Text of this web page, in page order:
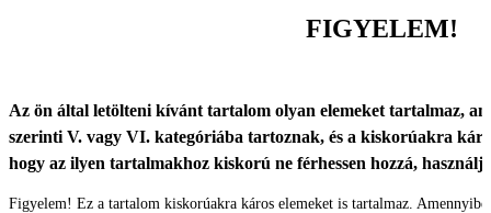
FIGYELEM!
Az ön által letölteni kívánt tartalom olyan elemeket tartalmaz,
szerinti V. vagy VI. kategóriába tartoznak, és a kiskorúakra
hogy az ilyen tartalmakhoz kiskorú ne férhessen hozzá,
Figyelem! Ez a tartalom kiskorúakra káros elemeket is tartalmaz.